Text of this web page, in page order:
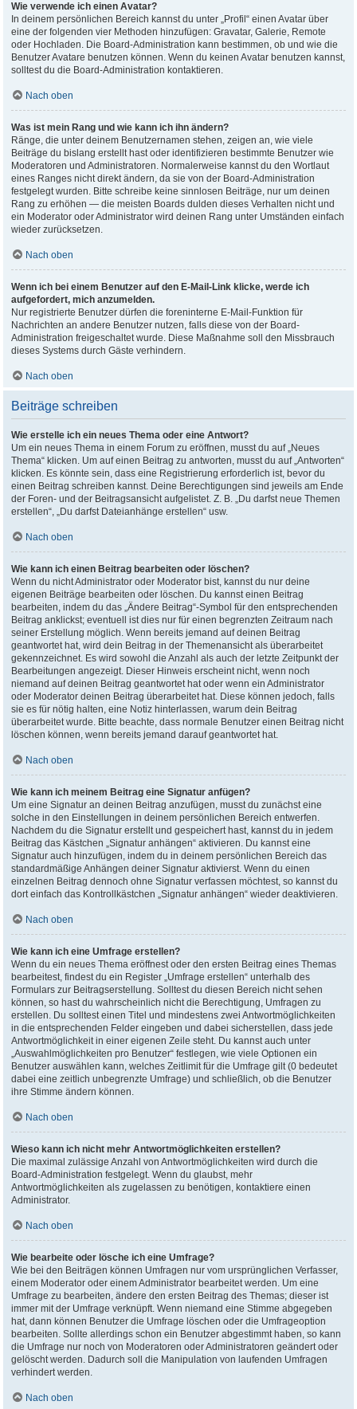
Wie verwende ich einen Avatar?
In deinem persönlichen Bereich kannst du unter „Profil“ einen Avatar über
eine der folgenden vier Methoden hinzufügen: Gravatar, Galerie, Remote
oder Hochladen. Die Board-Administration kann bestimmen, ob und wie die
Benutzer Avatare benutzen können. Wenn du keinen Avatar benutzen kannst,
solltest du die Board-Administration kontaktieren.
Nach oben
Was ist mein Rang und wie kann ich ihn ändern?
Ränge, die unter deinem Benutzernamen stehen, zeigen an, wie viele
Beiträge du bislang erstellt hast oder identifizieren bestimmte Benutzer wie
Moderatoren und Administratoren. Normalerweise kannst du den Wortlaut
eines Ranges nicht direkt ändern, da sie von der Board-Administration
festgelegt wurden. Bitte schreibe keine sinnlosen Beiträge, nur um deinen
Rang zu erhöhen — die meisten Boards dulden dieses Verhalten nicht und
ein Moderator oder Administrator wird deinen Rang unter Umständen einfach
wieder zurücksetzen.
Nach oben
Wenn ich bei einem Benutzer auf den E-Mail-Link klicke, werde ich
aufgefordert, mich anzumelden.
Nur registrierte Benutzer dürfen die foreninterne E-Mail-Funktion für
Nachrichten an andere Benutzer nutzen, falls diese von der Board-
Administration freigeschaltet wurde. Diese Maßnahme soll den Missbrauch
dieses Systems durch Gäste verhindern.
Nach oben
Beiträge schreiben
Wie erstelle ich ein neues Thema oder eine Antwort?
Um ein neues Thema in einem Forum zu eröffnen, musst du auf „Neues
Thema“ klicken. Um auf einen Beitrag zu antworten, musst du auf „Antworten“
klicken. Es könnte sein, dass eine Registrierung erforderlich ist, bevor du
einen Beitrag schreiben kannst. Deine Berechtigungen sind jeweils am Ende
der Foren- und der Beitragsansicht aufgelistet. Z. B. „Du darfst neue Themen
erstellen“, „Du darfst Dateianhänge erstellen“ usw.
Nach oben
Wie kann ich einen Beitrag bearbeiten oder löschen?
Wenn du nicht Administrator oder Moderator bist, kannst du nur deine
eigenen Beiträge bearbeiten oder löschen. Du kannst einen Beitrag
bearbeiten, indem du das „Ändere Beitrag“-Symbol für den entsprechenden
Beitrag anklickst; eventuell ist dies nur für einen begrenzten Zeitraum nach
seiner Erstellung möglich. Wenn bereits jemand auf deinen Beitrag
geantwortet hat, wird dein Beitrag in der Themenansicht als überarbeitet
gekennzeichnet. Es wird sowohl die Anzahl als auch der letzte Zeitpunkt der
Bearbeitungen angezeigt. Dieser Hinweis erscheint nicht, wenn noch
niemand auf deinen Beitrag geantwortet hat oder wenn ein Administrator
oder Moderator deinen Beitrag überarbeitet hat. Diese können jedoch, falls
sie es für nötig halten, eine Notiz hinterlassen, warum dein Beitrag
überarbeitet wurde. Bitte beachte, dass normale Benutzer einen Beitrag nicht
löschen können, wenn bereits jemand darauf geantwortet hat.
Nach oben
Wie kann ich meinem Beitrag eine Signatur anfügen?
Um eine Signatur an deinen Beitrag anzufügen, musst du zunächst eine
solche in den Einstellungen in deinem persönlichen Bereich entwerfen.
Nachdem du die Signatur erstellt und gespeichert hast, kannst du in jedem
Beitrag das Kästchen „Signatur anhängen“ aktivieren. Du kannst eine
Signatur auch hinzufügen, indem du in deinem persönlichen Bereich das
standardmäßige Anhängen deiner Signatur aktivierst. Wenn du einen
einzelnen Beitrag dennoch ohne Signatur verfassen möchtest, so kannst du
dort einfach das Kontrollkästchen „Signatur anhängen“ wieder deaktivieren.
Nach oben
Wie kann ich eine Umfrage erstellen?
Wenn du ein neues Thema eröffnest oder den ersten Beitrag eines Themas
bearbeitest, findest du ein Register „Umfrage erstellen“ unterhalb des
Formulars zur Beitragserstellung. Solltest du diesen Bereich nicht sehen
können, so hast du wahrscheinlich nicht die Berechtigung, Umfragen zu
erstellen. Du solltest einen Titel und mindestens zwei Antwortmöglichkeiten
in die entsprechenden Felder eingeben und dabei sicherstellen, dass jede
Antwortmöglichkeit in einer eigenen Zeile steht. Du kannst auch unter
„Auswahlmöglichkeiten pro Benutzer“ festlegen, wie viele Optionen ein
Benutzer auswählen kann, welches Zeitlimit für die Umfrage gilt (0 bedeutet
dabei eine zeitlich unbegrenzte Umfrage) und schließlich, ob die Benutzer
ihre Stimme ändern können.
Nach oben
Wieso kann ich nicht mehr Antwortmöglichkeiten erstellen?
Die maximal zulässige Anzahl von Antwortmöglichkeiten wird durch die
Board-Administration festgelegt. Wenn du glaubst, mehr
Antwortmöglichkeiten als zugelassen zu benötigen, kontaktiere einen
Administrator.
Nach oben
Wie bearbeite oder lösche ich eine Umfrage?
Wie bei den Beiträgen können Umfragen nur vom ursprünglichen Verfasser,
einem Moderator oder einem Administrator bearbeitet werden. Um eine
Umfrage zu bearbeiten, ändere den ersten Beitrag des Themas; dieser ist
immer mit der Umfrage verknüpft. Wenn niemand eine Stimme abgegeben
hat, dann können Benutzer die Umfrage löschen oder die Umfrageoption
bearbeiten. Sollte allerdings schon ein Benutzer abgestimmt haben, so kann
die Umfrage nur noch von Moderatoren oder Administratoren geändert oder
gelöscht werden. Dadurch soll die Manipulation von laufenden Umfragen
verhindert werden.
Nach oben